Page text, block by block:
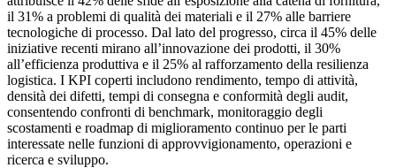
il 31% a problemi di qualità dei materiali e il 27% alle barriere
tecnologiche di processo. Dal lato del progresso, circa il 45% delle
iniziative recenti mirano all’innovazione dei prodotti, il 30%
all’efficienza produttiva e il 25% al ​​rafforzamento della resilienza
logistica. I KPI coperti includono rendimento, tempo di attività,
densità dei difetti, tempi di consegna e conformità degli audit,
consentendo confronti di benchmark, monitoraggio degli
scostamenti e roadmap di miglioramento continuo per le parti
interessate nelle funzioni di approvvigionamento, operazioni e
ricerca e sviluppo.